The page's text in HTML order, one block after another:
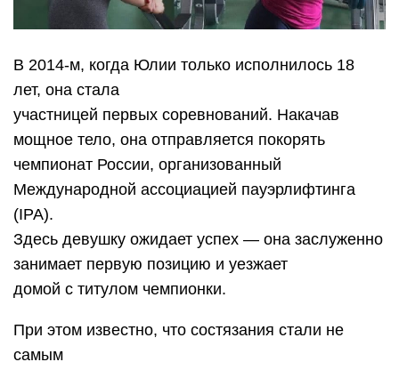
В 2014-м, когда Юлии только исполнилось 18
лет, она стала
участницей первых соревнований. Накачав
мощное тело, она отправляется покорять
чемпионат России, организованный
Международной ассоциацией пауэрлифтинга
(IPA).
Здесь девушку ожидает успех — она заслуженно
занимает первую позицию и уезжает
домой с титулом чемпионки.
При этом известно, что состязания стали не
самым